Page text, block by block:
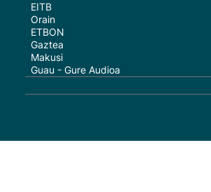
EITB
Orain
ETBON
Gaztea
Makusi
Guau - Gure Audioa